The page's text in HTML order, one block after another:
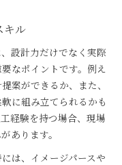
キル
設計力だけでなく実際
なポイントです。例え
案ができるか、また、
に組み立てられるかも
経験を持つ場合、現場
あります。
は、イメージパースや